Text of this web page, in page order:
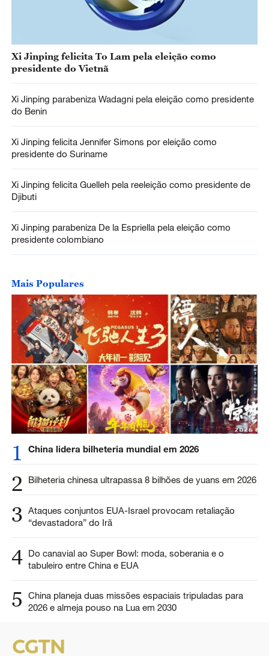
Xi Jinping felicita To Lam pela eleição como
presidente do Vietnã
Xi Jinping parabeniza Wadagni pela eleição como presidente
do Benin
Xi Jinping felicita Jennifer Simons por eleição como
presidente do Suriname
Xi Jinping felicita Guelleh pela reeleição como presidente de
Djibuti
Xi Jinping parabeniza De la Espriella pela eleição como
presidente colombiano
Mais Populares
1 China lidera bilheteria mundial em 2026
2 Bilheteria chinesa ultrapassa 8 bilhões de yuans em 2026
3 Ataques conjuntos EUA-Israel provocam retaliação
“devastadora” do Irã
4 Do canavial ao Super Bowl: moda, soberania e o
tabuleiro entre China e EUA
5
China planeja duas missões espaciais tripuladas para
2026 e almeja pouso na Lua em 2030